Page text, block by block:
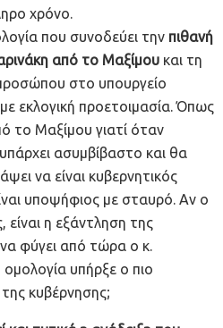
χρόνο.
που συνοδεύει την πιθανή
από το Μαξίμου και τη
στο υπουργείο
εκλογική προετοιμασία. Όπως
το Μαξίμου γιατί όταν
ασυμβίβαστο και θα
να είναι κυβερνητικός
υποψήφιος με σταυρό. Αν ο
η εξάντληση της
φύγει από τώρα ο κ.
υπήρξε ο πιο
κυβέρνησης;